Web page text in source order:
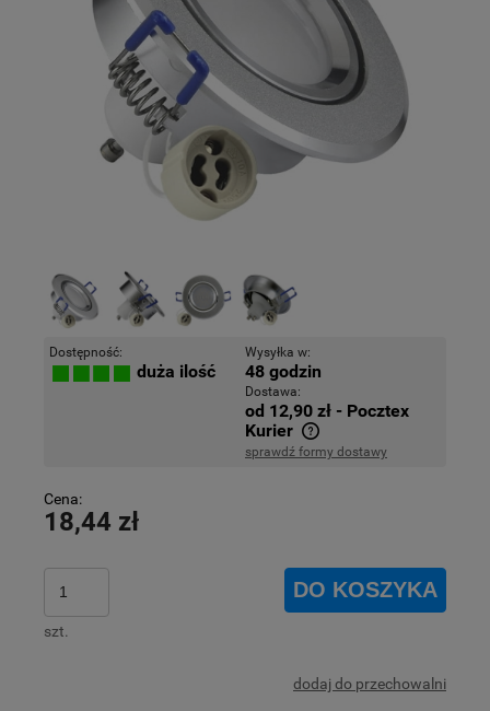
Dostępność:
duża ilość
Wysyłka w:
48 godzin
Dostawa:
od 12,90 zł - Pocztex
Kurier
Cena nie zawiera ewentualnych kosztów płatności
sprawdź formy dostawy
Cena:
18,44 zł
szt.
DO KOSZYKA
dodaj do przechowalni